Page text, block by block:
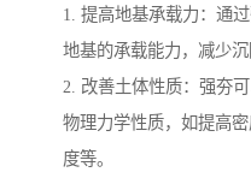
1. 提高地基承载力：通
地基的承载能力，减少沉
2. 改善土体性质：强夯
物理力学性质，如提高
度等。